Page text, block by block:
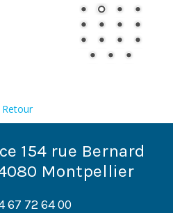
Retour
154 rue Bernard
Montpellier
67 72 64 00